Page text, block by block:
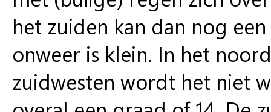
het zuiden kan dan nog
onweer is klein. In het
zuidwesten wordt het niet